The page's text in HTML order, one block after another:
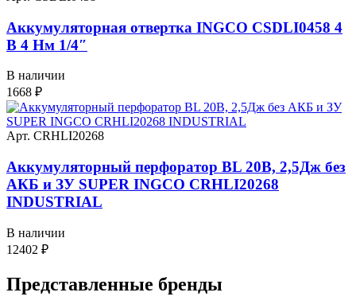
Аккумуляторная отвертка INGCO CSDLI0458 4
В 4 Нм 1/4″
В наличии
1668 ₽
Арт. CRHLI20268
Аккумуляторный перфоратор BL 20В, 2,5Дж без
АКБ и ЗУ SUPER INGCO CRHLI20268
INDUSTRIAL
В наличии
12402 ₽
Представленные бренды